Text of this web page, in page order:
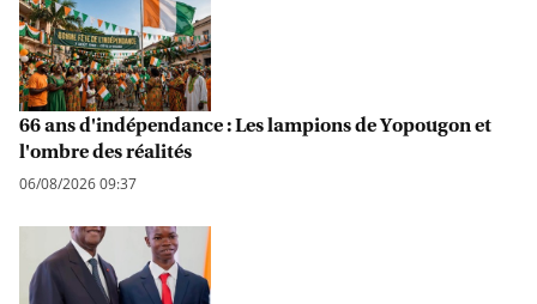
66 ans d'indépendance : Les lampions de Yopougon et
l'ombre des réalités
06/08/2026 09:37